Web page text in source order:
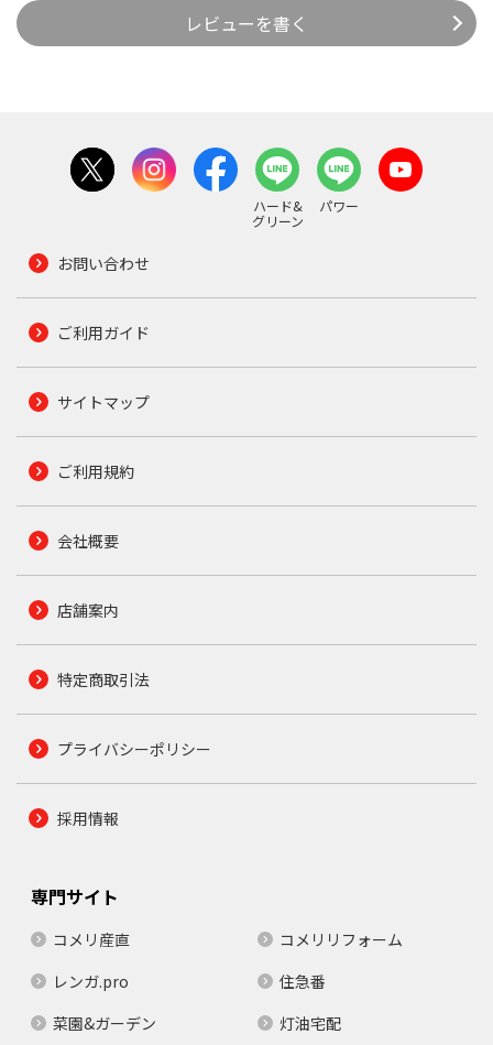
レビューを書く
ハード&
グリーン
パワー
お問い合わせ
ご利用ガイド
サイトマップ
ご利用規約
会社概要
店舗案内
特定商取引法
プライバシーポリシー
採用情報
専門サイト
コメリ産直
コメリリフォーム
レンガ.pro
住急番
菜園&ガーデン
灯油宅配